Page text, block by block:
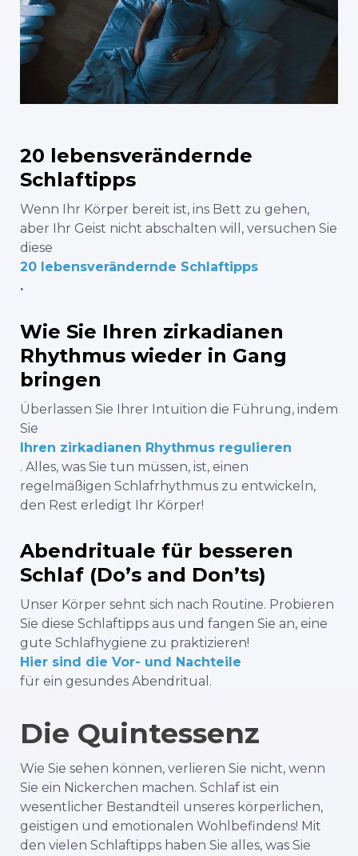
20 lebensverändernde
Schlaftipps
Wenn Ihr Körper bereit ist, ins Bett zu gehen,
aber Ihr Geist nicht abschalten will, versuchen Sie
diese
20 lebensverändernde Schlaftipps
.
Wie Sie Ihren zirkadianen
Rhythmus wieder in Gang
bringen
Überlassen Sie Ihrer Intuition die Führung, indem
Sie
Ihren zirkadianen Rhythmus regulieren
. Alles, was Sie tun müssen, ist, einen
regelmäßigen Schlafrhythmus zu entwickeln,
den Rest erledigt Ihr Körper!
Abendrituale für besseren
Schlaf (Do’s and Don’ts)
Unser Körper sehnt sich nach Routine. Probieren
Sie diese Schlaftipps aus und fangen Sie an, eine
gute Schlafhygiene zu praktizieren!
Hier sind die Vor- und Nachteile
für ein gesundes Abendritual.
Die Quintessenz
Wie Sie sehen können, verlieren Sie nicht, wenn
Sie ein Nickerchen machen. Schlaf ist ein
wesentlicher Bestandteil unseres körperlichen,
geistigen und emotionalen Wohlbefindens! Mit
den vielen Schlaftipps haben Sie alles, was Sie